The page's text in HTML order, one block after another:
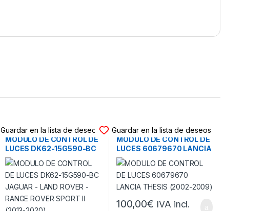
Guardar en la lista de deseos
MODULO DE CONTROL DE
LUCES DK62-15G590-BC
JAGUAR – LAND ROVER –
RANGE ROVER SPORT II
(2013-2020)
Guardar en la lista de deseos
MODULO DE CONTROL DE
LUCES 60679670 LANCIA
THESIS (2002-2009)
100,00€ IVA incl.